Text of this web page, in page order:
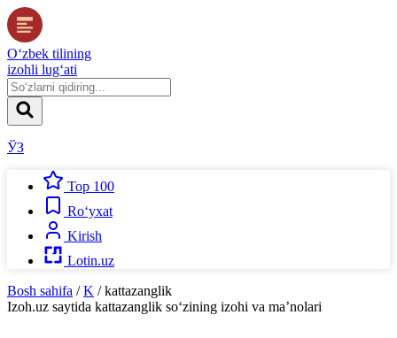
O‘zbek tilining
izohli lug‘ati
ЎЗ
Top 100
Ro‘yxat
Kirish
Lotin.uz
Bosh sahifa / K / kattazanglik
Izoh.uz saytida kattazanglik so‘zining izohi va ma’nolari